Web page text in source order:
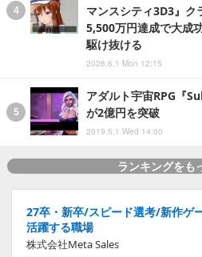
マンスシティ3D3』ク
5,500万円達成で大成
駆け抜ける
2026.6.1 Mon 12:15
アダルト宇宙RPG『
が2億円を突破
2019.5.1 Wed 14:00
ランキングをも
27卒・新卒/スピード選考/新作ゲ
活躍する職場
株式会社Meta Sales